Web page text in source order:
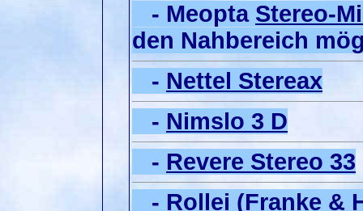
- Meopta Stereo-
den Nahbereich
- Nettel Stereax
- Nimslo 3 D
- Revere Stereo 33
- Rollei (Franke &